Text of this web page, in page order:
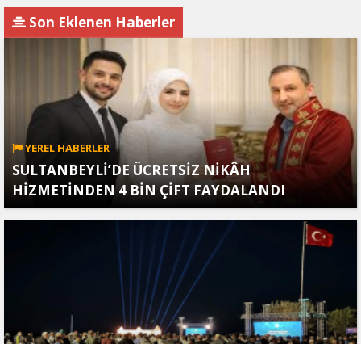
Son Eklenen Haberler
YEREL HABERLER
SULTANBEYLİ’DE ÜCRETSİZ NİKÂH
HİZMETİNDEN 4 BİN ÇİFT FAYDALANDI